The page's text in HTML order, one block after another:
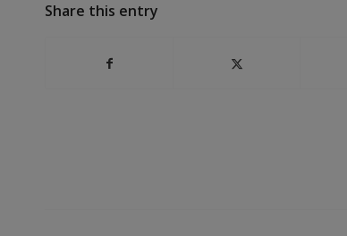
Share this entry